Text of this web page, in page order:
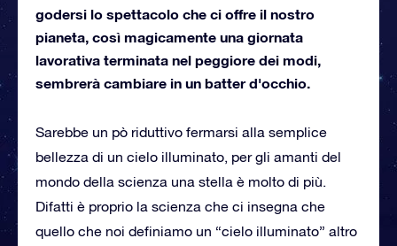
godersi lo spettacolo che ci offre il nostro
pianeta, così magicamente una giornata
lavorativa terminata nel peggiore dei modi,
sembrerà cambiare in un batter d'occhio.
Sarebbe un pò riduttivo fermarsi alla semplice
bellezza di un cielo illuminato, per gli amanti del
mondo della scienza una stella è molto di più.
Difatti è proprio la scienza che ci insegna che
quello che noi definiamo un “cielo illuminato” altro